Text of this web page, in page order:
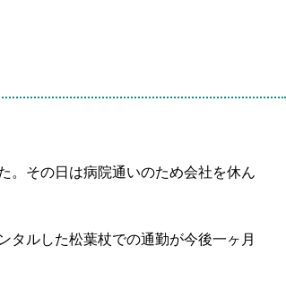
。その日は病院通いのため会社を休ん
タルした松葉杖での通勤が今後一ヶ月